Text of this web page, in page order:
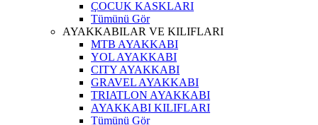
ÇOCUK KASKLARI
Tümünü Gör
AYAKKABILAR VE KILIFLARI
MTB AYAKKABI
YOL AYAKKABI
CITY AYAKKABI
GRAVEL AYAKKABI
TRIATLON AYAKKABI
AYAKKABI KILIFLARI
Tümünü Gör